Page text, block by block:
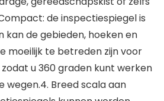
de inspectiespiegel is
kan de gebieden, hoeken en
moeilijk te betreden zijn voor
u 360 graden kunt werken
wegen.4. Breed scala aan